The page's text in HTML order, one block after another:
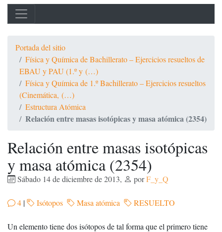
Portada del sitio
Física y Química de Bachillerato – Ejercicios resueltos de
EBAU y PAU (1.º y (…)
Física y Química de 1.º Bachillerato – Ejercicios resueltos
(Cinemática, (…)
Estructura Atómica
Relación entre masas isotópicas y masa atómica (2354)
Relación entre masas isotópicas
y masa atómica (2354)
Sábado 14 de diciembre de 2013, porF_y_Q
4 | Isótopos Masa atómica RESUELTO
Un elemento tiene dos isótopos de tal forma que el primero tiene